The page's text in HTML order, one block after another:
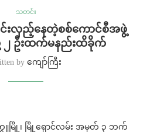
သတင်း
းလှည့်နေတဲ့စစ်ကောင်စီအဖွဲ့
၂ ဦးထက်မနည်းထိခိုက်
by ကျော်ကြီး
ကူမြို့၊ မြို့ရှောင်လမ်း အမှတ် ၃ ဘက်